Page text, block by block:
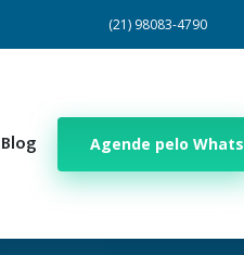
(21) 98083-4790
Blog Agende pelo Whats